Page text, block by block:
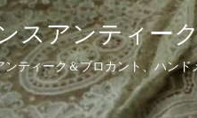
スアンティー
ンティーク＆ブロカント、ハンド